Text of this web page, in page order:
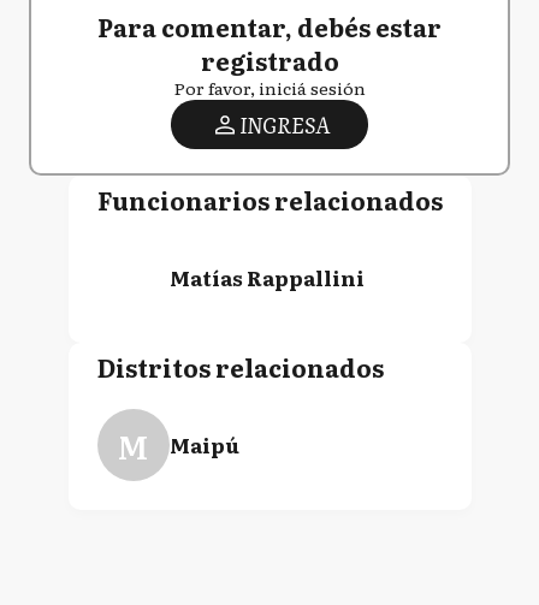
Para comentar, debés estar
registrado
Por favor, iniciá sesión
INGRESA
Funcionarios relacionados
Matías Rappallini
Distritos relacionados
M Maipú